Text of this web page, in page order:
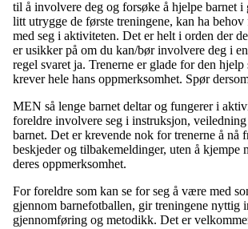
til å involvere deg og forsøke å hjelpe barnet i
litt utrygge de første treningene, kan ha
med seg i aktiviteten. Det er helt i orden der
er usikker på om du kan/bør involvere deg i
regel svaret ja. Trenerne er glade for den
krever hele hans oppmerksomhet. Spør
MEN så lenge barnet deltar og fungerer i
foreldre involvere seg i instruksjon,
barnet. Det er krevende nok for trenerne å nå
beskjeder og tilbakemeldinger, uten å kjempe
deres oppmerksomhet.
For foreldre som kan se for seg å være med
gjennom barnefotballen, gir treningene nyttig
gjennomføring og metodikk. Det er